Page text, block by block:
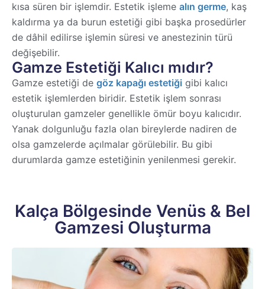
kısa süren bir işlemdir. Estetik işleme alın germe, kaş
kaldırma ya da burun estetiği gibi başka prosedürler
de dâhil edilirse işlemin süresi ve anestezinin türü
değişebilir.
Gamze Estetiği Kalıcı mıdır?
Gamze estetiği de göz kapağı estetiği gibi kalıcı
estetik işlemlerden biridir. Estetik işlem sonrası
oluşturulan gamzeler genellikle ömür boyu kalıcıdır.
Yanak dolgunluğu fazla olan bireylerde nadiren de
olsa gamzelerde açılmalar görülebilir. Bu gibi
durumlarda gamze estetiğinin yenilenmesi gerekir.
Kalça Bölgesinde Venüs & Bel
Gamzesi Oluşturma